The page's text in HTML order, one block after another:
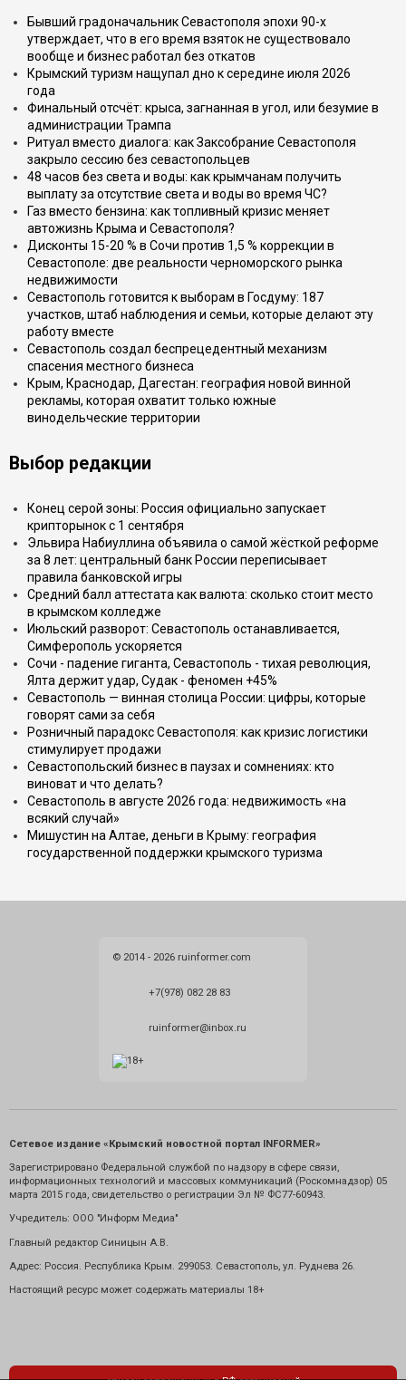
Бывший градоначальник Севастополя эпохи 90-х
утверждает, что в его время взяток не существовало
вообще и бизнес работал без откатов
Крымский туризм нащупал дно к середине июля 2026
года
Финальный отсчёт: крыса, загнанная в угол, или безумие в
администрации Трампа
Ритуал вместо диалога: как Заксобрание Севастополя
закрыло сессию без севастопольцев
48 часов без света и воды: как крымчанам получить
выплату за отсутствие света и воды во время ЧС?
Газ вместо бензина: как топливный кризис меняет
автожизнь Крыма и Севастополя?
Дисконты 15-20 % в Сочи против 1,5 % коррекции в
Севастополе: две реальности черноморского рынка
недвижимости
Севастополь готовится к выборам в Госдуму: 187
участков, штаб наблюдения и семьи, которые делают эту
работу вместе
Севастополь создал беспрецедентный механизм
спасения местного бизнеса
Крым, Краснодар, Дагестан: география новой винной
рекламы, которая охватит только южные
винодельческие территории
Выбор редакции
Конец серой зоны: Россия официально запускает
крипторынок с 1 сентября
Эльвира Набиуллина объявила о самой жёсткой реформе
за 8 лет: центральный банк России переписывает
правила банковской игры
Средний балл аттестата как валюта: сколько стоит место
в крымском колледже
Июльский разворот: Севастополь останавливается,
Симферополь ускоряется
Сочи - падение гиганта, Севастополь - тихая революция,
Ялта держит удар, Судак - феномен +45%
Севастополь — винная столица России: цифры, которые
говорят сами за себя
Розничный парадокс Севастополя: как кризис логистики
стимулирует продажи
Севастопольский бизнес в паузах и сомнениях: кто
виноват и что делать?
Севастополь в августе 2026 года: недвижимость «на
всякий случай»
Мишустин на Алтае, деньги в Крыму: география
государственной поддержки крымского туризма
© 2014 - 2026 ruinformer.com
+7(978) 082 28 83
ruinformer@inbox.ru
Сетевое издание «Крымский новостной портал INFORMER»
Зарегистрировано Федеральной службой по надзору в сфере связи,
информационных технологий и массовых коммуникаций (Роскомнадзор) 05
марта 2015 года, свидетельство о регистрации Эл № ФС77-60943.
Учредитель: ООО "Информ Медиа"
Главный редактор Синицын А.В.
Адрес: Россия. Республика Крым. 299053. Севастополь, ул. Руднева 26.
Настоящий ресурс может содержать материалы 18+